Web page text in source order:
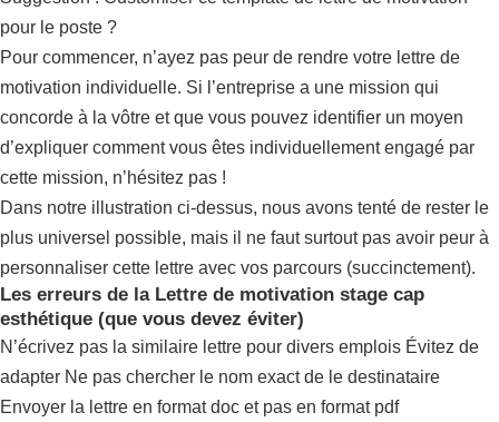
pour le poste ?
Pour commencer, n’ayez pas peur de rendre votre lettre de
motivation individuelle. Si l’entreprise a une mission qui
concorde à la vôtre et que vous pouvez identifier un moyen
d’expliquer comment vous êtes individuellement engagé par
cette mission, n’hésitez pas !
Dans notre illustration ci-dessus, nous avons tenté de rester le
plus universel possible, mais il ne faut surtout pas avoir peur à
personnaliser cette lettre avec vos parcours (succinctement).
Les erreurs de la Lettre de motivation stage cap
esthétique (que vous devez éviter)
N’écrivez pas la similaire lettre pour divers emplois Évitez de
adapter Ne pas chercher le nom exact de le destinataire
Envoyer la lettre en format doc et pas en format pdf